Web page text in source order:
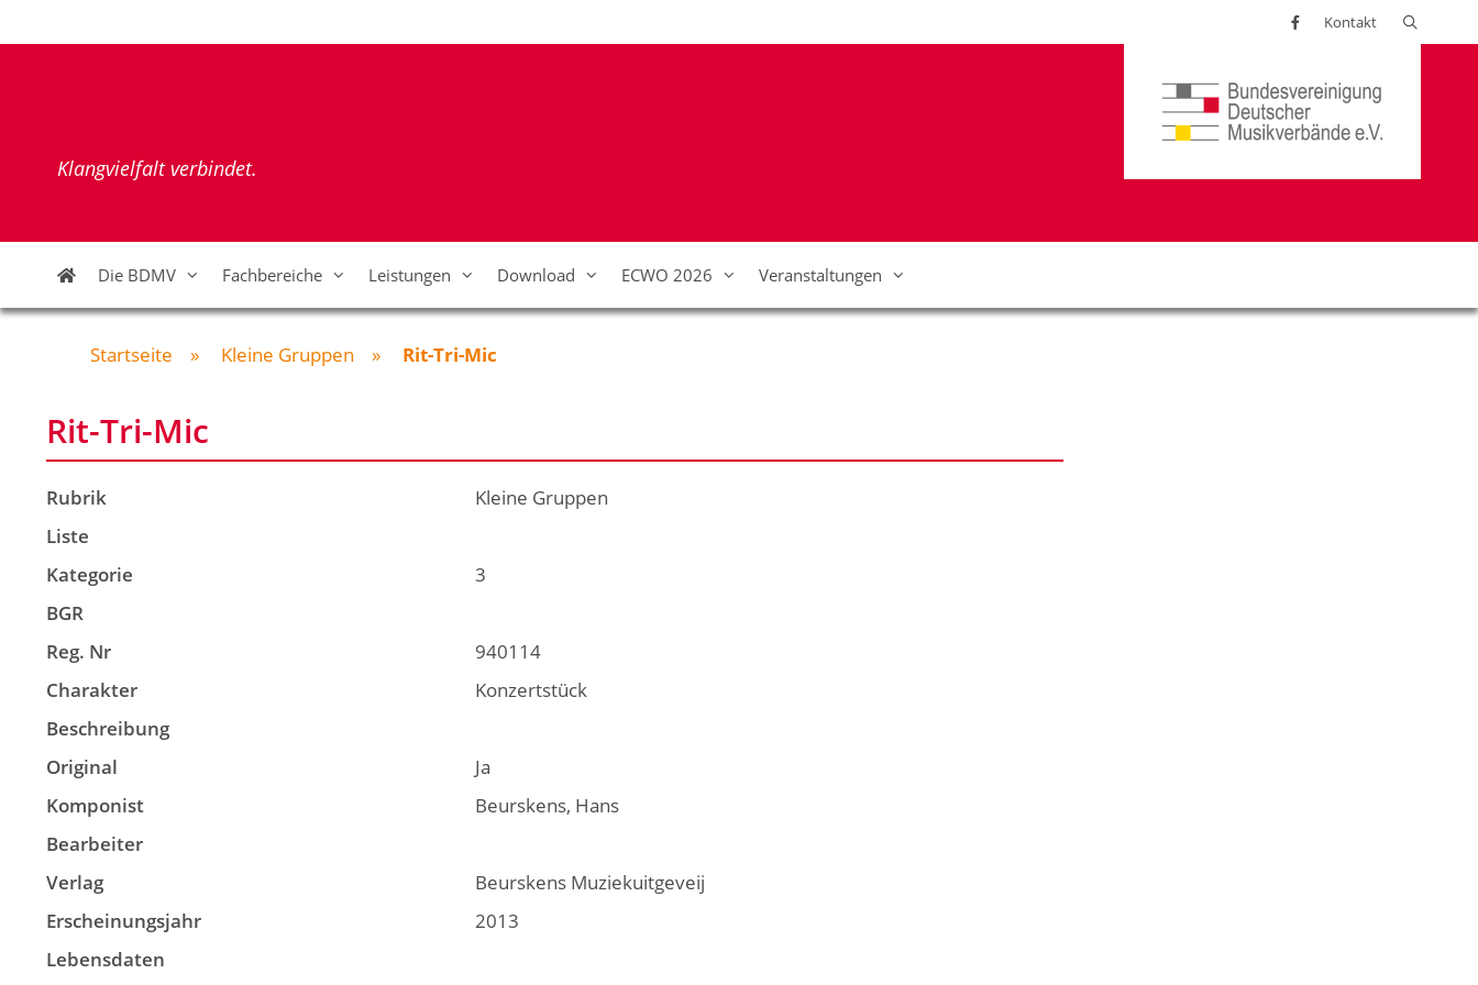
Inhalt
Kontakt
Klangvielfalt verbindet.
Die BDMV Fachbereiche Leistungen Download ECWO 2026 Veranstaltungen
Startseite » Kleine Gruppen » Rit-Tri-Mic
Rit-Tri-Mic
Rubrik
Kleine Gruppen
Liste
Kategorie
3
BGR
Reg. Nr
940114
Charakter
Konzertstück
Beschreibung
Original
Ja
Komponist
Beurskens, Hans
Bearbeiter
Verlag
Beurskens Muziekuitgeveij
Erscheinungsjahr
2013
Lebensdaten